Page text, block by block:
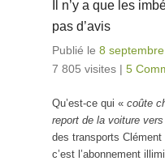
Il n’y a que les
pas d’avis
Publié le 8
7 805 visites | 5
Qu’est-ce qui « coûte
report de la voiture
des transports Clément
c’est l’abonnement